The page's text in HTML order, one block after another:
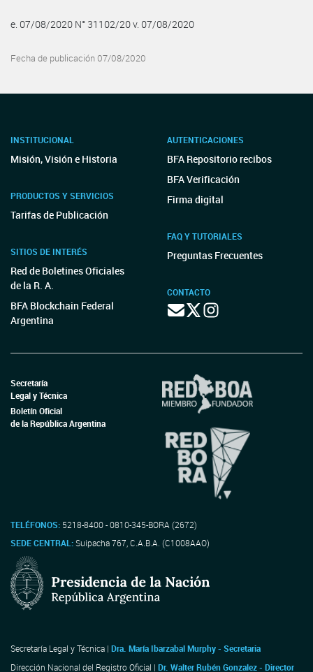
e. 07/08/2020 N° 31102/20 v. 07/08/2020
Fecha de publicación 07/08/2020
INSTITUCIONAL
Misión, Visión e Historia
PRODUCTOS Y SERVICIOS
Tarifas de Publicación
SITIOS DE INTERÉS
Red de Boletines Oficiales
de la R. A.
BFA Blockchain Federal
Argentina
AUTENTICACIONES
BFA Repositorio recibos
BFA Verificación
Firma digital
FAQ Y TUTORIALES
Preguntas Frecuentes
CONTACTO
Secretaría
Legal y Técnica
Boletín Oficial
de la República Argentina
TELÉFONOS: 5218-8400 - 0810-345-BORA (2672)
SEDE CENTRAL:Suipacha 767, C.A.B.A. (C1008AAO)
Secretaría Legal y Técnica | Dra. María Ibarzabal Murphy - Secretaria
Dirección Nacional del Registro Oficial | Dr. Walter Rubén Gonzalez - Director